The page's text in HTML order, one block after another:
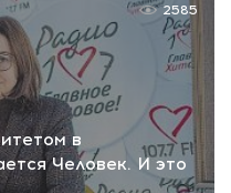
в
Человек. И это
2585